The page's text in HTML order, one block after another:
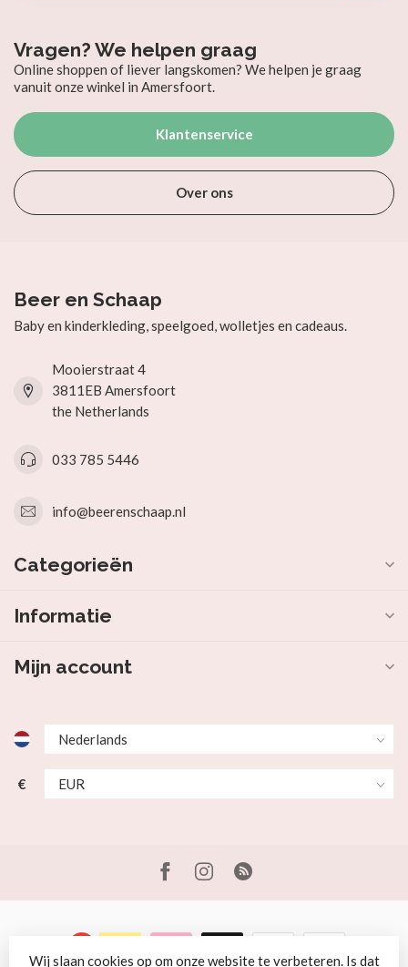
Vragen? We helpen graag
Online shoppen of liever langskomen? We helpen je graag
vanuit onze winkel in Amersfoort.
Klantenservice
Over ons
Beer en Schaap
Baby en kinderkleding, speelgoed, wolletjes en cadeaus.
Mooierstraat 4
3811EB Amersfoort
the Netherlands
033 785 5446
info@beerenschaap.nl
Categorieën
Informatie
Mijn account
€
Wij slaan cookies op om onze website te verbeteren. Is dat